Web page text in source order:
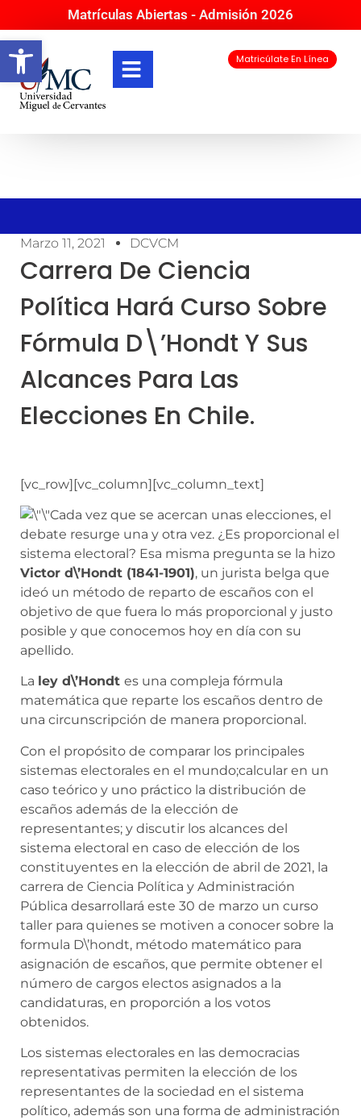
Abrir barra de herramientas
Matrículas Abiertas - Admisión 2026
Matricúlate En Línea
Marzo 11, 2021 DCVCM
Carrera De Ciencia
Política Hará Curso Sobre
Fórmula D\’hondt Y Sus
Alcances Para Las
Elecciones En Chile.
[vc_row][vc_column][vc_column_text]
Cada vez que se acercan unas elecciones, el
debate resurge una y otra vez. ¿Es proporcional el
sistema electoral? Esa misma pregunta se la hizo
Victor d\’Hondt (1841-1901), un jurista belga que
ideó un método de reparto de escaños con el
objetivo de que fuera lo más proporcional y justo
posible y que conocemos hoy en día con su
apellido.
La ley d\’Hondt es una compleja fórmula
matemática que reparte los escaños dentro de
una circunscripción de manera proporcional.
Con el propósito de comparar los principales
sistemas electorales en el mundo;calcular en un
caso teórico y uno práctico la distribución de
escaños además de la elección de
representantes; y discutir los alcances del
sistema electoral en caso de elección de los
constituyentes en la elección de abril de 2021, la
carrera de Ciencia Política y Administración
Pública desarrollará este 30 de marzo un curso
taller para quienes se motiven a conocer sobre la
formula D\’hondt, método matemático para
asignación de escaños, que permite obtener el
número de cargos electos asignados a la
candidaturas, en proporción a los votos
obtenidos.
Los sistemas electorales en las democracias
representativas permiten la elección de los
representantes de la sociedad en el sistema
político, además son una forma de administración